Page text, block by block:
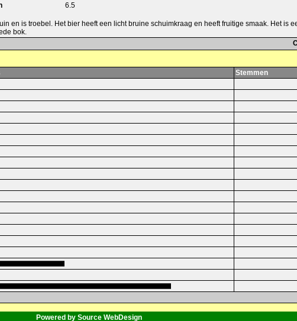
6.5
en is troebel. Het bier heeft een licht bruine schuimkraag en heeft fruitige smaak. Het is
bok.
Stemmen
Powered by Source WebDesign